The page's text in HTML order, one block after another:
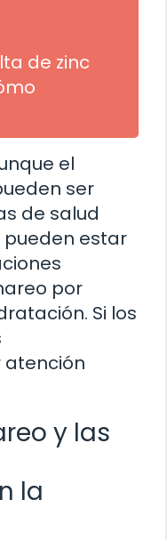
de zinc
el
ser
de salud
estar
por
Si los
y las
la